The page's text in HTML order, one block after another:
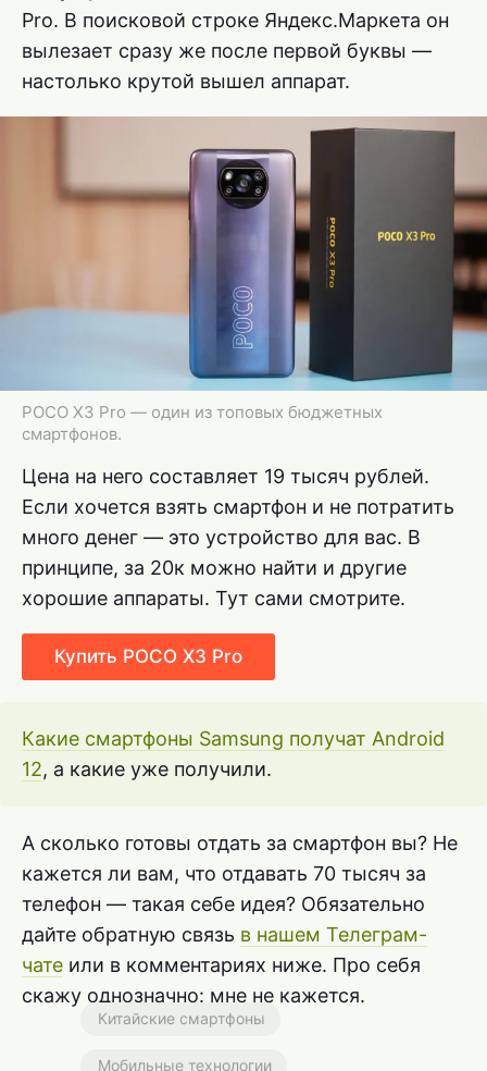
Pro. В поисковой строке Яндекс.Маркета он
вылезает сразу же после первой буквы —
настолько крутой вышел аппарат.
POCO X3 Pro — один из топовых бюджетных
смартфонов.
Цена на него составляет 19 тысяч рублей.
Если хочется взять смартфон и не потратить
много денег — это устройство для вас. В
принципе, за 20к можно найти и другие
хорошие аппараты. Тут сами смотрите.
Купить POCO X3 Pro
Какие смартфоны Samsung получат Android
12, а какие уже получили.
А сколько готовы отдать за смартфон вы? Не
кажется ли вам, что отдавать 70 тысяч за
телефон — такая себе идея? Обязательно
дайте обратную связь в нашем Телеграм-
чате или в комментариях ниже. Про себя
скажу однозначно: мне не кажется.
Китайские смартфоны
Мобильные технологии